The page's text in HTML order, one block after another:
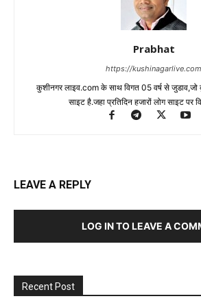
Prabhat
https://kushinagarlive.com
कुशीनगर लाइव.com के साथ विगत 05 वर्ष से जुडाव,जो
साइट है.जहा प्रतिदिन हजारों लोग साइट पर
LEAVE A REPLY
LOG IN TO LEAVE A
Recent Post